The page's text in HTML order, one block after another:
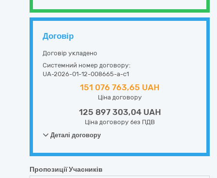
Договір
Договір укладено
Системний номер договору:
UA-2026-01-12-008665-a-c1
151 076 763,65 UAH
Ціна договору
125 897 303,04 UAH
Ціна договору без ПДВ
Деталі договору
Пропозиції Учасників